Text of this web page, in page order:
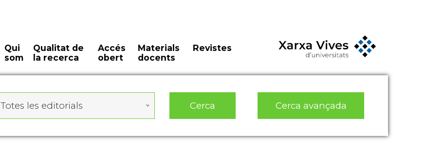
Qui
som
Qualitat de
la recerca
Accés
obert
Materials
docents
Revistes
Totes les editorials Cerca Cerca avançada